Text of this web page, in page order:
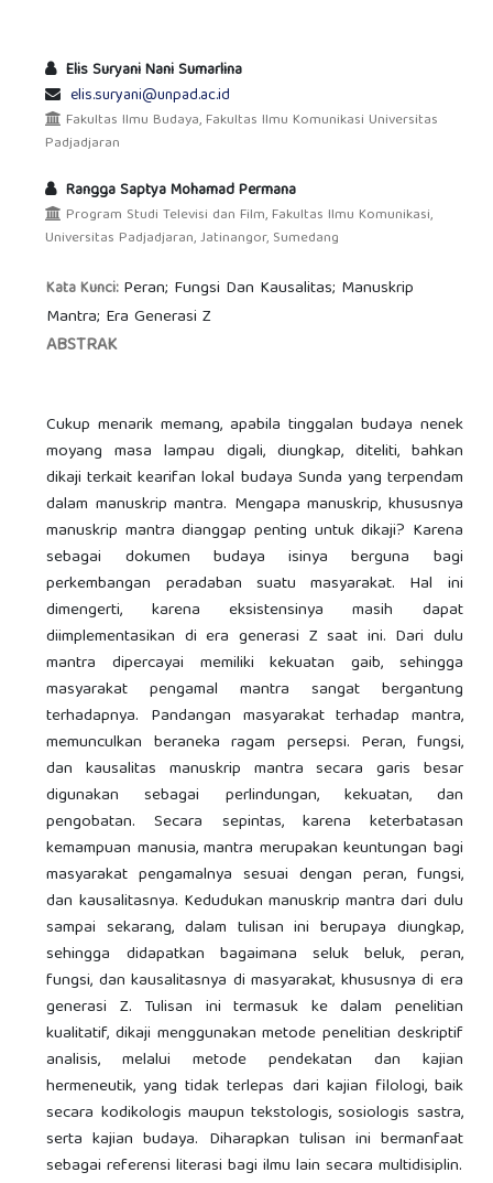
Elis Suryani Nani Sumarlina
elis.suryani@unpad.ac.id
Fakultas Ilmu Budaya, Fakultas Ilmu Komunikasi Universitas
Padjadjaran
Rangga Saptya Mohamad Permana
Program Studi Televisi dan Film, Fakultas Ilmu Komunikasi,
Universitas Padjadjaran, Jatinangor, Sumedang
Kata Kunci: Peran; Fungsi Dan Kausalitas; Manuskrip
Mantra; Era Generasi Z
ABSTRAK
Cukup menarik memang, apabila tinggalan budaya nenek
moyang masa lampau digali, diungkap, diteliti, bahkan
dikaji terkait kearifan lokal budaya Sunda yang terpendam
dalam manuskrip mantra. Mengapa manuskrip, khususnya
manuskrip mantra dianggap penting untuk dikaji? Karena
sebagai dokumen budaya isinya berguna bagi
perkembangan peradaban suatu masyarakat. Hal ini
dimengerti, karena eksistensinya masih dapat
diimplementasikan di era generasi Z saat ini. Dari dulu
mantra dipercayai memiliki kekuatan gaib, sehingga
masyarakat pengamal mantra sangat bergantung
terhadapnya. Pandangan masyarakat terhadap mantra,
memunculkan beraneka ragam persepsi. Peran, fungsi,
dan kausalitas manuskrip mantra secara garis besar
digunakan sebagai perlindungan, kekuatan, dan
pengobatan. Secara sepintas, karena keterbatasan
kemampuan manusia, mantra merupakan keuntungan bagi
masyarakat pengamalnya sesuai dengan peran, fungsi,
dan kausalitasnya. Kedudukan manuskrip mantra dari dulu
sampai sekarang, dalam tulisan ini berupaya diungkap,
sehingga didapatkan bagaimana seluk beluk, peran,
fungsi, dan kausalitasnya di masyarakat, khususnya di era
generasi Z. Tulisan ini termasuk ke dalam penelitian
kualitatif, dikaji menggunakan metode penelitian deskriptif
analisis, melalui metode pendekatan dan kajian
hermeneutik, yang tidak terlepas dari kajian filologi, baik
secara kodikologis maupun tekstologis, sosiologis sastra,
serta kajian budaya. Diharapkan tulisan ini bermanfaat
sebagai referensi literasi bagi ilmu lain secara multidisiplin.